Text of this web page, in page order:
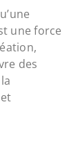
une force
des